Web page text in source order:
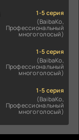
1-5 серия
(BaibaKo,
Профессиональный
многоголосый)
1-5 серия
(BaibaKo,
Профессиональный
многоголосый)
1-5 серия
(BaibaKo,
Профессиональный
многоголосый)